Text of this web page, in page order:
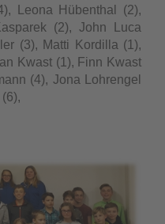
Leona Hübenthal (2),
(2), John Luca
(3), Matti Kordilla (1),
Kwast (1), Finn Kwast
(4), Jona Lohrengel